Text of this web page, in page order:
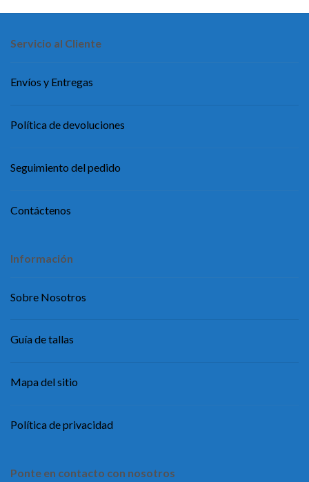
Servicio al Cliente
Envíos y Entregas
Política de devoluciones
Seguimiento del pedido
Contáctenos
Información
Sobre Nosotros
Guía de tallas
Mapa del sitio
Política de privacidad
Ponte en contacto con nosotros